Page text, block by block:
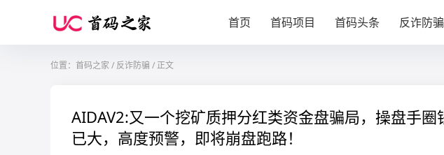
首页 首码项目 首码头条 反诈防骗
位置： 首码之家 / 反诈防骗 /正文
AIDAV2:又一个挖矿质押分红类资金盘骗局，操盘手
已大，高度预警，即将崩盘跑路！